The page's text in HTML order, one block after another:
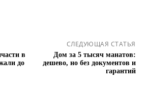
в
до
СЛЕДУЮЩАЯ СТАТЬЯ
Дом за 5 тысяч манатов:
дешево, но без документов и
гарантий